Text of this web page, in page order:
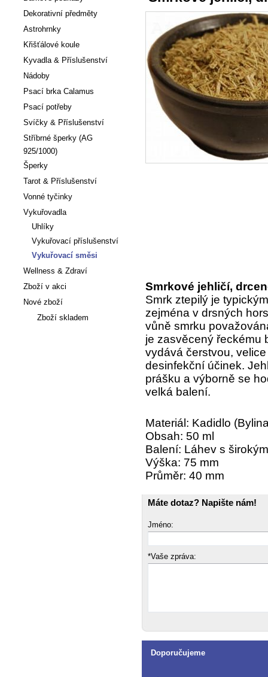
Smrkové jehličí,
Smrk ztepilý je
zejména v drsných
vůně smrku
je zasvěcený řeckému
vydává čerstvou,
desinfekční účinek.
prášku a výborně se
velká balení.
Materiál: Kadidlo
Obsah: 50 ml
Balení: Láhev s
Výška: 75 mm
Průměr: 40 mm
Máte dotaz? Napište nám!
Jméno:
*Vaše zpráva:
Doporučujeme
Dekorativní předměty
Astrohrnky
Křišťálové koule
Kyvadla & Příslušenství
Nádoby
Psací brka Calamus
Psací potřeby
Svíčky & Příslušenství
Stříbrné šperky (AG
925/1000)
Šperky
Tarot & Příslušenství
Vonné tyčinky
Vykuřovadla
Uhlíky
Vykuřovací příslušenství
Vykuřovací směsi
Wellness & Zdraví
Zboží v akci
Nové zboží
Zboží skladem